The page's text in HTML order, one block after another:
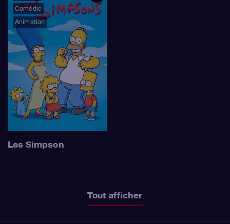
Comédie
Animation
Les Simpson
Tout afficher